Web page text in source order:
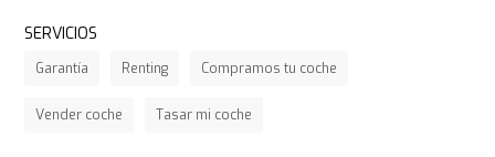
SERVICIOS
Garantía Renting Compramos tu coche
Vender coche Tasar mi coche